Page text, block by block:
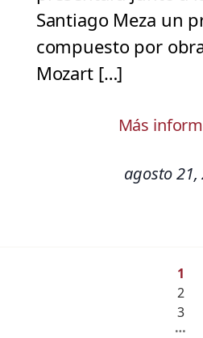
Santiago Meza un
compuesto por
Mozart […]
Más
agosto 21,
1
2
3
…